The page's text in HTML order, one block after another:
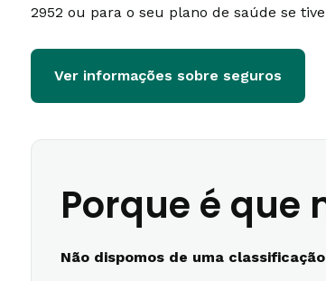
2952 ou para o seu plano de saúde se
Ver informações sobre seguros
Porque é que
Não dispomos de uma